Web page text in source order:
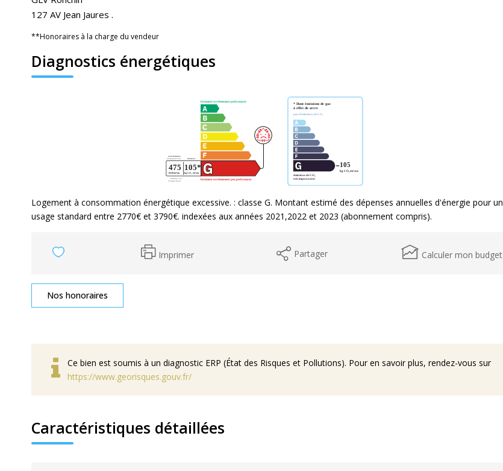
127 AV Jean Jaures .
**Honoraires à la charge du vendeur
Diagnostics énergétiques
Logement à consommation énergétique excessive. : classe G. Montant estimé des dépenses annuelles d'énergie pour un
usage standard entre 2770€ et 3790€. indexées aux années 2021,2022 et 2023 (abonnement compris).
Imprimer Partager Calculer mon budget
Nos honoraires
Ce bien est soumis à un diagnostic ERP (État des Risques et Pollutions). Pour en savoir plus, rendez-vous sur
https://www.georisques.gouv.fr/
Caractéristiques détaillées